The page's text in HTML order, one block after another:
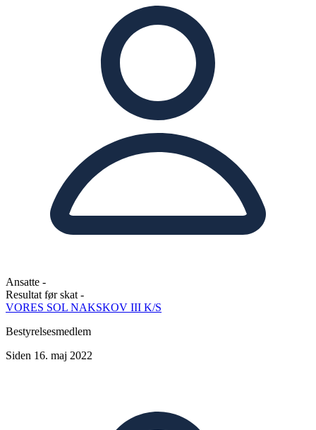
Ansatte -
Resultat før skat -
VORES SOL NAKSKOV III K/S
Bestyrelsesmedlem
Siden 16. maj 2022